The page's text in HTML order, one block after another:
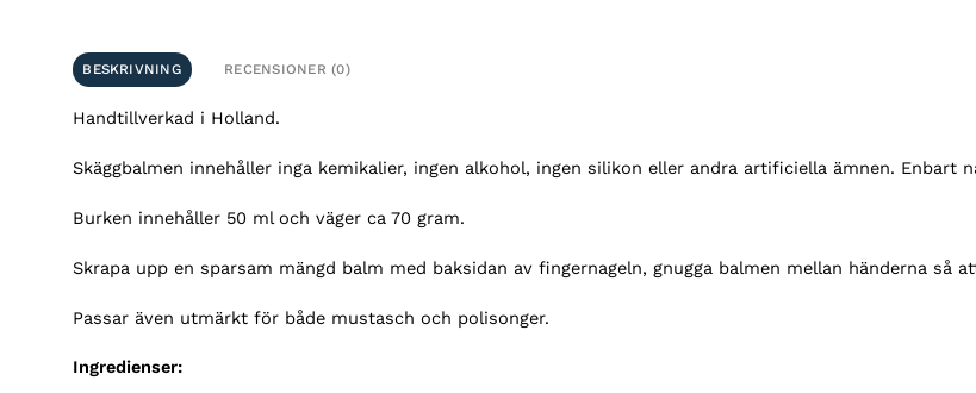
BESKRIVNING RECENSIONER (0)
Handtillverkad i Holland.
Skäggbalmen innehåller inga kemikalier, ingen alkohol, ingen silikon eller andra artificiella ämnen.
Burken innehåller 50 ml och väger ca 70 gram.
Skrapa upp en sparsam mängd balm med baksidan av fingernageln, gnugga balmen mellan händerna så
Passar även utmärkt för både mustasch och polisonger.
Ingredienser: